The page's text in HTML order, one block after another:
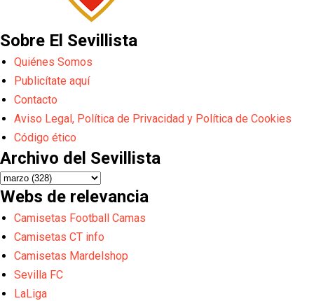
Sobre El Sevillista
Quiénes Somos
Publicítate aquí
Contacto
Aviso Legal, Política de Privacidad y Política de Cookies
Código ético
Archivo del Sevillista
Webs de relevancia
Camisetas Football Camas
Camisetas CT info
Camisetas Mardelshop
Sevilla FC
LaLiga